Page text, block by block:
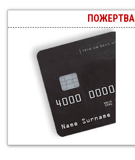
ПОЖЕРТВА